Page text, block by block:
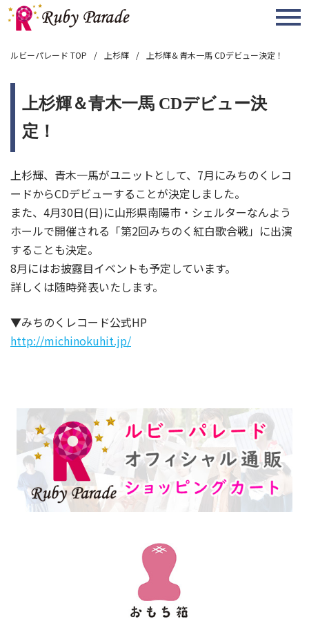
MENU
ルビーパレード TOP 上杉輝 上杉輝＆青木一馬 CDデビュー決定！
上杉輝＆青木一馬 CDデビュー決
定！
上杉輝、青木一馬がユニットとして、7月にみちのくレコ
ードからCDデビューすることが決定しました。
また、4月30日(日)に山形県南陽市・シェルターなんよう
ホールで開催される「第2回みちのく紅白歌合戦」に出演
することも決定。
8月にはお披露目イベントも予定しています。
詳しくは随時発表いたします。
▼みちのくレコード公式HP
http://michinokuhit.jp/